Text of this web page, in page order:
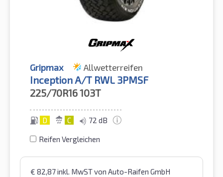
Gripmax Allwetterreifen
Inception A/T RWL 3PMSF
225/70R16103T
D C 72 dB
Reifen Vergleichen
€ 82,87inkl. MwSTvon Auto-Raifen GmbH